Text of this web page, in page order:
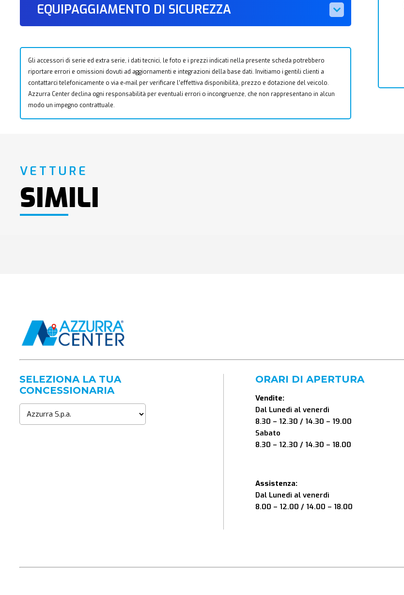
EQUIPAGGIAMENTO DI SICUREZZA
Gli accessori di serie ed extra serie, i dati tecnici, le foto e i prezzi indicati nella presente scheda potrebbero
riportare errori e omissioni dovuti ad aggiornamenti e integrazioni della base dati. Invitiamo i gentili clienti a
contattarci telefonicamente o via e-mail per verificare l’effettiva disponibilità, prezzo e dotazione del veicolo.
Azzurra Center declina ogni responsabilità per eventuali errori o incongruenze, che non rappresentano in alcun
modo un impegno contrattuale.
VETTURE
SIMILI
SELEZIONA LA TUA
CONCESSIONARIA
ORARI DI APERTURA
Vendite:
Dal Lunedì al venerdì
8.30 – 12.30 / 14.30 – 19.00
Sabato
8.30 – 12.30 / 14.30 – 18.00
Assistenza:
Dal Lunedì al venerdì
8.00 – 12.00 / 14.00 – 18.00